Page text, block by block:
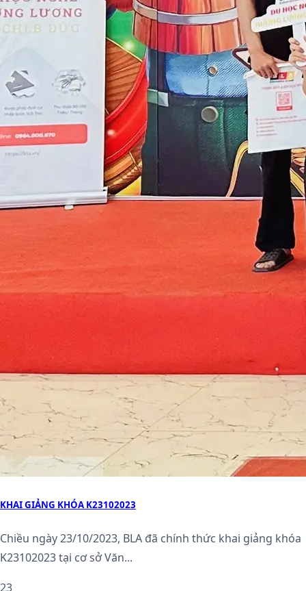
KHAI GIẢNG KHÓA K23102023
Chiều ngày 23/10/2023, BLA đã chính thức khai giảng khóa
K23102023 tại cơ sở Văn...
23